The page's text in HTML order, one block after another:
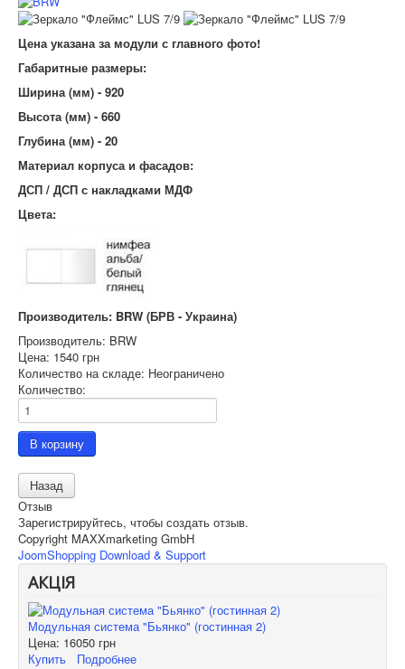
Цена указана за модули с главного фото!
Габаритные размеры:
Ширина (мм) - 920
Высота (мм) - 660
Глубина (мм) - 20
Материал корпуса и фасадов:
ДСП / ДСП с накладками МДФ
Цвета:
Производитель: BRW (БРВ - Украина)
Производитель: BRW
Цена: 1540 грн
Количество на складе: Неограничено
Количество:
Отзыв
Зарегистрируйтесь, чтобы создать отзыв.
Copyright MAXXmarketing GmbH
JoomShopping Download & Support
АКЦІЯ
Модульная система "Бьянко" (гостинная 2)
Цена: 16050 грн
Купить
Подробнее